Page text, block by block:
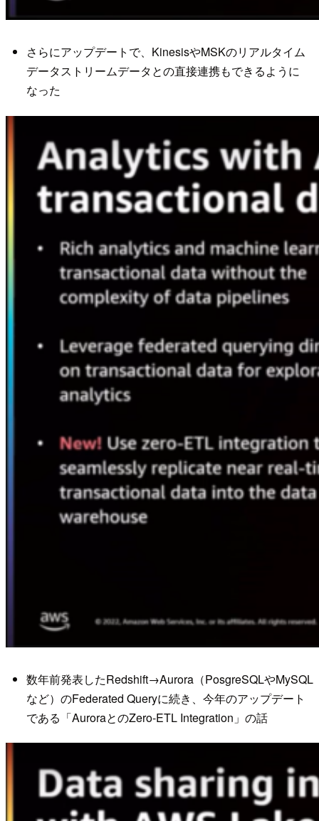
さらにアップデートで、KinesisやMSKのリアルタイム
データストリームデータとの直接連携もできるように
なった
数年前発表したRedshift→Aurora（PosgreSQLやMySQL
など）のFederated Queryに続き、今年のアップデート
である「AuroraとのZero-ETL Integration」の話